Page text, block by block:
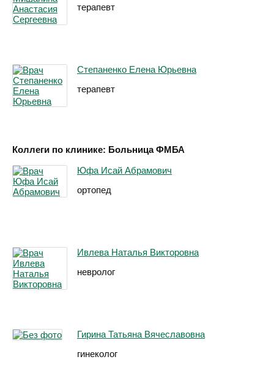
терапевт
Степаненко Елена Юрьевна
терапевт
Коллеги по клинике: Больница ФМБА
Юфа Исай Абрамович
ортопед
Ивлева Наталья Викторовна
невролог
Гирина Татьяна Вячеславовна
гинеколог